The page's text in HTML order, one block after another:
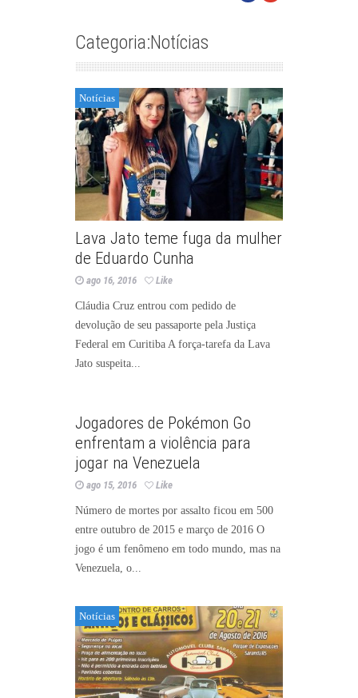
Categoria:Notícias
Notícias
Lava Jato teme fuga da mulher
de Eduardo Cunha
ago 16, 2016 Like
Cláudia Cruz entrou com pedido de
devolução de seu passaporte pela Justiça
Federal em Curitiba A força-tarefa da Lava
Jato suspeita...
Jogadores de Pokémon Go
enfrentam a violência para
jogar na Venezuela
ago 15, 2016 Like
Número de mortes por assalto ficou em 500
entre outubro de 2015 e março de 2016 O
jogo é um fenômeno em todo mundo, mas na
Venezuela, o...
Notícias